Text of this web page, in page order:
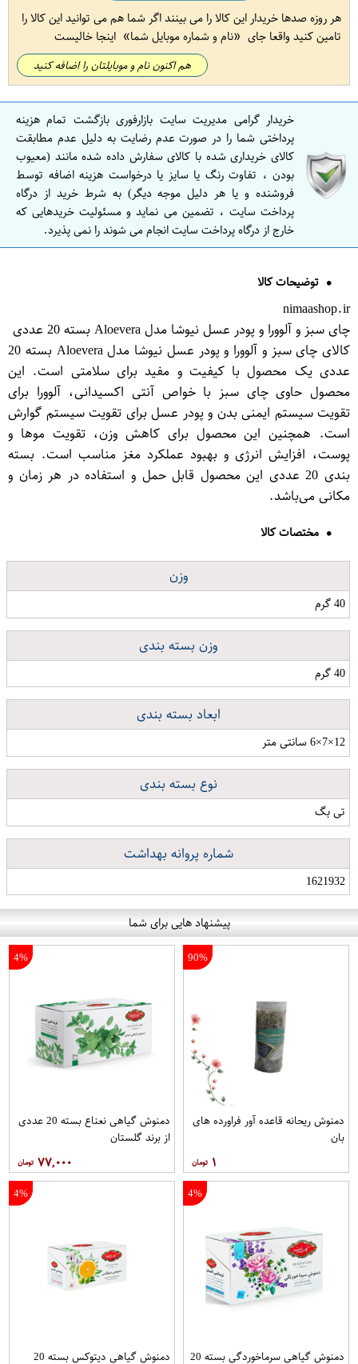
هر روزه صدها خریدار این کالا را می بینند اگر شما هم می توانید این کالا را
تامین کنید واقعا جای
نام و شماره موبایل شما اینجا خالیست
هم اکنون نام و موبایلتان را اضافه کنید
خریدار گرامی مدیریت سایت بازارفوری بازگشت تمام هزینه
پرداختی شما را در صورت عدم رضایت به دلیل عدم مطابقت
کالای خریداری شده با کالای سفارش داده شده مانند (معیوب
بودن ، تفاوت رنگ یا سایز یا درخواست هزینه اضافه توسط
فروشنده و یا هر دلیل موجه دیگر) به شرط خرید از درگاه
پرداخت سایت ، تضمین می نماید و مسئولیت خریدهایی که
خارج از درگاه پرداخت سایت انجام می شوند را نمی پذیرد.
توضیحات کالا
nimaashop.ir
چای سبز و آلوورا و پودر عسل نیوشا مدل Aloevera بسته 20 عددی
کالای چای سبز و آلوورا و پودر عسل نیوشا مدل Aloevera بسته 20
عددی یک محصول با کیفیت و مفید برای سلامتی است. این
محصول حاوی چای سبز با خواص آنتی اکسیدانی، آلوورا برای
تقویت سیستم ایمنی بدن و پودر عسل برای تقویت سیستم گوارش
است. همچنین این محصول برای کاهش وزن، تقویت موها و
پوست، افزایش انرژی و بهبود عملکرد مغز مناسب است. بسته
بندی 20 عددی این محصول قابل حمل و استفاده در هر زمان و
مکانی می‌باشد.
مختصات کالا
وزن
40 گرم
وزن بسته بندی
40 گرم
ابعاد بسته بندی
12×7×6 سانتی متر
نوع بسته بندی
تی بگ
شماره پروانه بهداشت
1621932
پیشنهاد هایی برای شما
90%
دمنوش ریحانه قاعده آور فراورده های
بان
۱
4%
دمنوش گیاهی نعناع بسته 20 عددی
از برند گلستان
۷۷,۰۰۰
4%
دمنوش گیاهی سرماخوردگی بسته 20
4%
دمنوش گیاهی دیتوکس بسته 20